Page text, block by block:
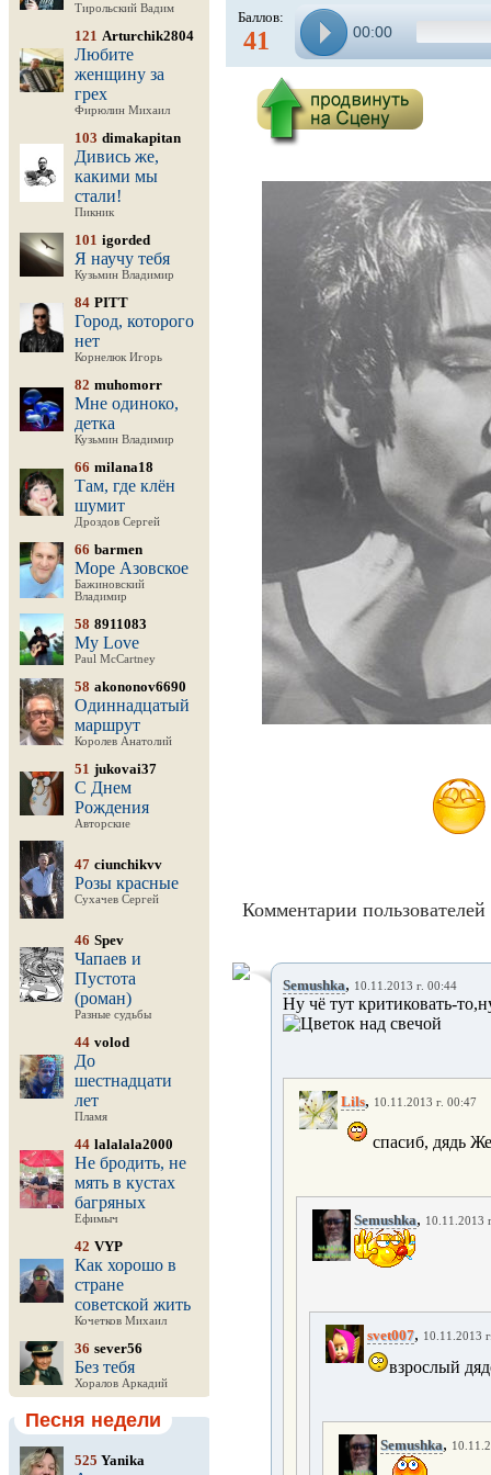
Тирольский Вадим
121 Arturchik2804
Любите
женщину за
грех
Фирюлин Михаил
103 dimakapitan
Дивись же,
какими мы
стали!
Пикник
101 igorded
Я научу тебя
Кузьмин Владимир
84 PITT
Город, которого
нет
Корнелюк Игорь
82 muhomorr
Мне одиноко,
детка
Кузьмин Владимир
66 milana18
Там, где клён
шумит
Дроздов Сергей
66 barmen
Море Азовское
Бажиновский
Владимир
58 8911083
My Love
Paul McCartney
58 akononov6690
Одиннадцатый
маршрут
Королев Анатолий
51 jukovai37
С Днем
Рождения
Авторские
47 ciunchikvv
Розы красные
Сухачев Сергей
46 Spev
Чапаев и
Пустота
(роман)
Разные судьбы
44 volod
До
шестнадцати
лет
Пламя
44 lalalala2000
Не бродить, не
мять в кустах
багряных
Ефимыч
42 VYP
Как хорошо в
стране
советской жить
Кочетков Михаил
36 sever56
Без тебя
Хоралов Аркадий
Песня недели
525 Yanika
Баллов:
41 00:00
Комментарии пользователей
Semushka, 10.11.2013 г. 00:44
Ну чё тут критиковать-
Lils, 10.11.2013 г. 00:47
спасиб, дядь
Semushka, 10.11.2013
svet007, 10.11.2013
взрослый
Semushka,